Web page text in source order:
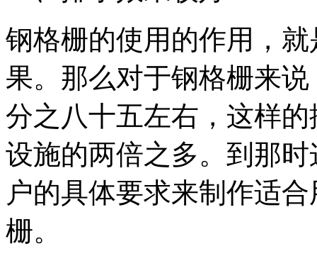
钢格栅的使用的作用，
果。那么对于钢格栅来
分之八十五左右，这样
设施的两倍之多。到那
户的具体要求来制作适
栅。